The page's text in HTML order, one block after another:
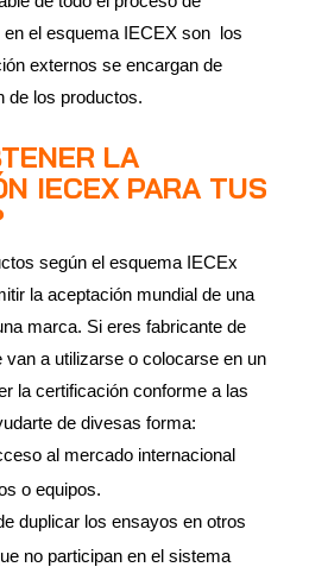
el esquema IECEX son los
externos se encargan de
de los productos.
LA
IECEX PARA TUS
según el esquema IECEx
la aceptación mundial de una
marca. Si eres fabricante de
van a utilizarse o colocarse en un
la certificación conforme a las
de divesas forma:
al mercado internacional
o equipos.
duplicar los ensayos en otros
no participan en el sistema